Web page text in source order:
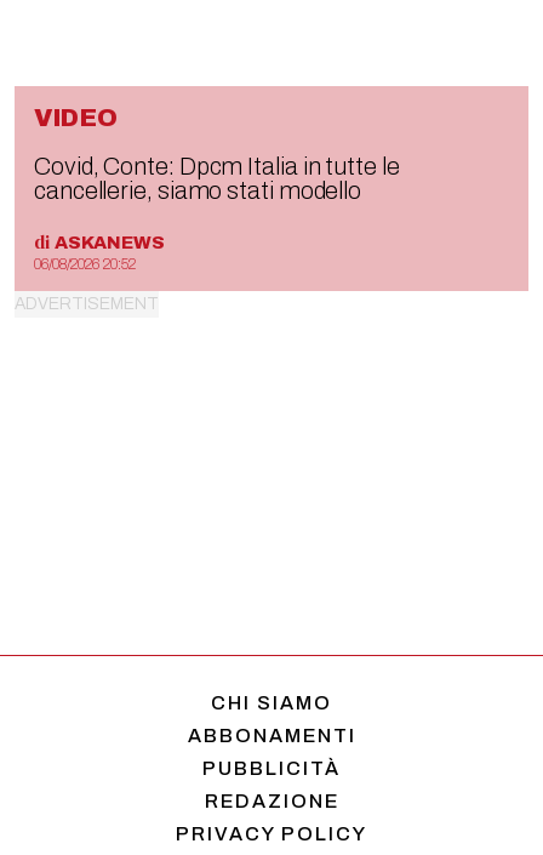
VIDEO
Covid, Conte: Dpcm Italia in tutte le
cancellerie, siamo stati modello
di ASKANEWS
06/08/2026 20:52
CHI SIAMO
ABBONAMENTI
PUBBLICITÀ
REDAZIONE
PRIVACY POLICY